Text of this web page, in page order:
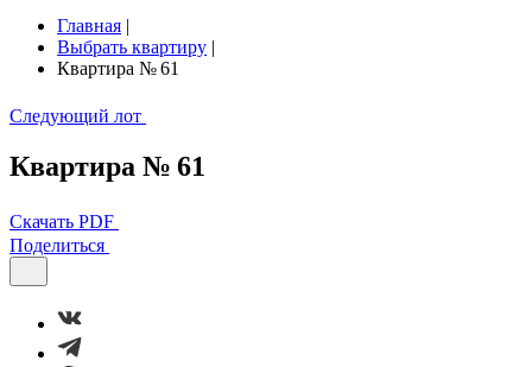
Главная |
Выбрать квартиру |
Квартира № 61
Следующий лот
Квартира № 61
Скачать PDF
Поделиться